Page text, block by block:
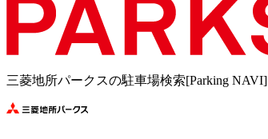
三菱地所パークスの駐車場検索[Parking NAVI]